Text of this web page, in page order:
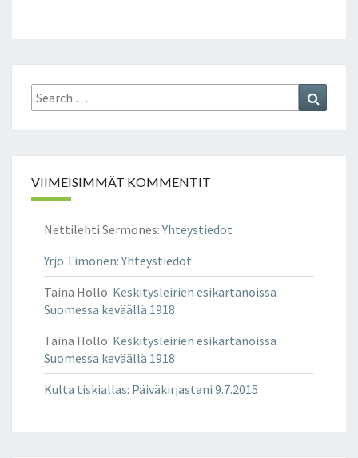
Search
for:
VIIMEISIMMÄT KOMMENTIT
Nettilehti Sermones:Yhteystiedot
Yrjö Timonen:Yhteystiedot
Taina Hollo: Keskitysleirien esikartanoissa
Suomessa keväällä 1918
Taina Hollo: Keskitysleirien esikartanoissa
Suomessa keväällä 1918
Kulta tiskiallas: Päiväkirjastani 9.7.2015